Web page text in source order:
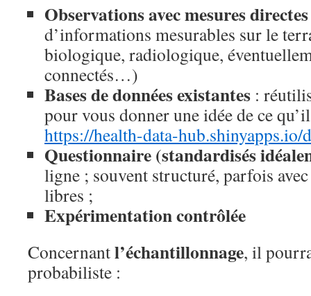
Observations avec mesures
d’informations mesurables sur le
biologique, radiologique,
connectés…)
Bases de données existantes :
pour vous donner une idée de ce
https://health-data-hub.shinyapps.io/
Questionnaire (standardisés
ligne ; souvent structuré, parfois
libres ;
Expérimentation contrôlée
Concernantl’échantillonnage, il
probabiliste :